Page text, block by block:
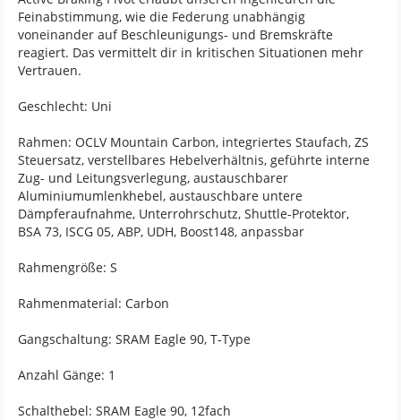
Feinabstimmung, wie die Federung unabhängig
voneinander auf Beschleunigungs- und Bremskräfte
reagiert. Das vermittelt dir in kritischen Situationen mehr
Vertrauen.
Geschlecht: Uni
Rahmen: OCLV Mountain Carbon, integriertes Staufach, ZS
Steuersatz, verstellbares Hebelverhältnis, geführte interne
Zug- und Leitungsverlegung, austauschbarer
Aluminiumumlenkhebel, austauschbare untere
Dämpferaufnahme, Unterrohrschutz, Shuttle-Protektor,
BSA 73, ISCG 05, ABP, UDH, Boost148, anpassbar
Rahmengröße: S
Rahmenmaterial: Carbon
Gangschaltung: SRAM Eagle 90, T-Type
Anzahl Gänge: 1
Schalthebel: SRAM Eagle 90, 12fach